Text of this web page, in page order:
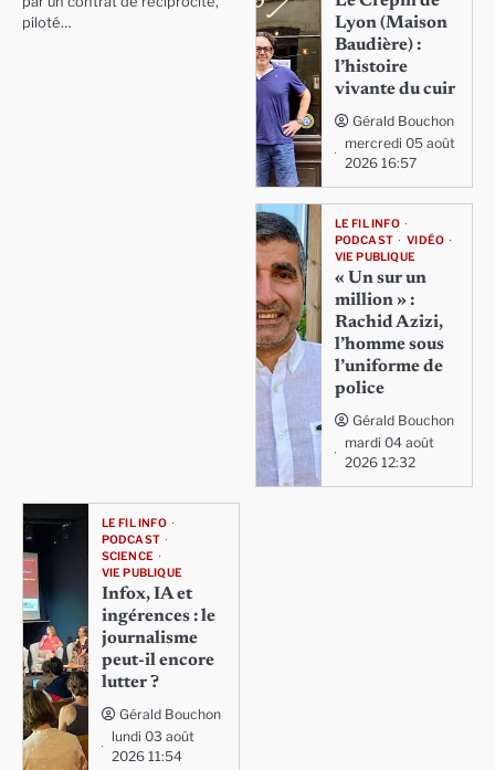
piloté…
Lyon (Maison
Baudière) :
l’histoire
vivante du cuir
Gérald Bouchon
mercredi 05 août
2026 16:57
LE FIL INFO
PODCAST
VIDÉO
VIE PUBLIQUE
« Un sur un
million » :
Rachid Azizi,
l’homme sous
l’uniforme de
police
Gérald Bouchon
mardi 04 août
2026 12:32
LE FIL INFO
PODCAST
SCIENCE
VIE PUBLIQUE
Infox, IA et
ingérences : le
journalisme
peut-il encore
lutter ?
Gérald Bouchon
lundi 03 août
2026 11:54